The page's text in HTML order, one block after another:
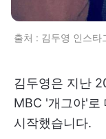
출처 : 김두영 인스타
김두영은 지난
MBC '개그야'로
시작했습니다.